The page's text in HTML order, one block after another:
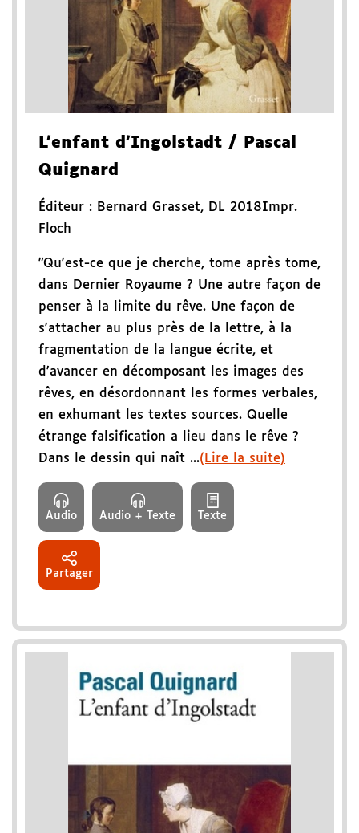
L'enfant d'Ingolstadt / Pascal
Quignard
Éditeur : Bernard Grasset, DL 2018Impr.
Floch
"Qu'est-ce que je cherche, tome après tome,
dans Dernier Royaume ? Une autre façon de
penser à la limite du rêve. Une façon de
s'attacher au plus près de la lettre, à la
fragmentation de la langue écrite, et
d'avancer en décomposant les images des
rêves, en désordonnant les formes verbales,
en exhumant les textes sources. Quelle
étrange falsification a lieu dans le rêve ?
Dans le dessin qui naît ...(Lire la suite)
Audio Audio + Texte Texte
Partager